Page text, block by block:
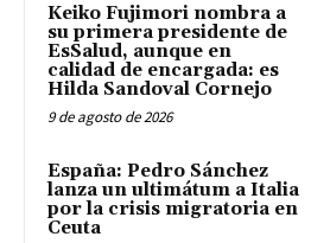
Keiko Fujimori nombra a
su primera presidente de
EsSalud, aunque en
calidad de encargada: es
Hilda Sandoval Cornejo
9 de agosto de 2026
España: Pedro Sánchez
lanza un ultimátum a Italia
por la crisis migratoria en
Ceuta